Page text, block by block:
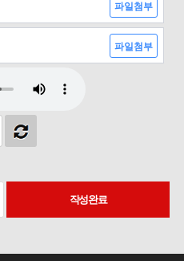
파일첨부
파일첨부
작성완료